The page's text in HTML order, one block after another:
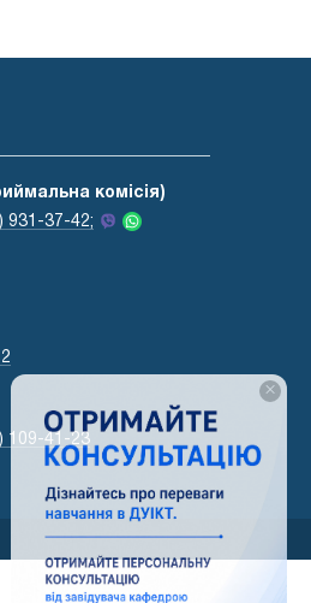
комісія)
931-37-42;
109-41-23
×